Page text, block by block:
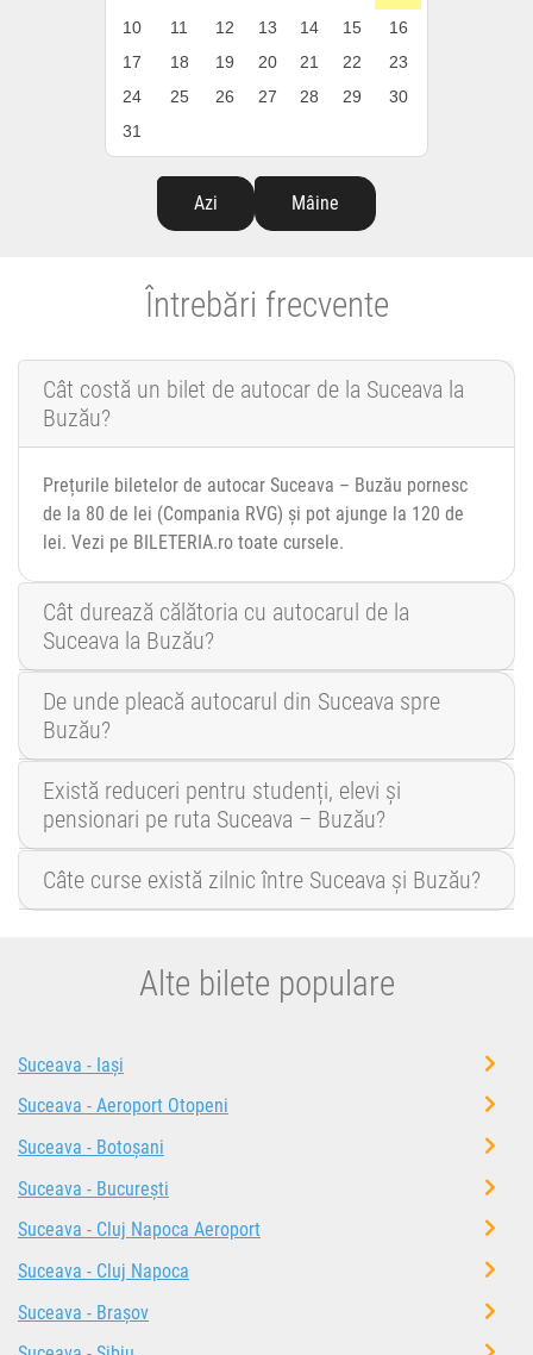
10
11 12 13 14 15
16
17
18 19 20 21 22
23
24
25 26 27 28 29
30
31
Azi Mâine
Întrebări frecvente
Cât costă un bilet de autocar de la Suceava la
Buzău?
Prețurile biletelor de autocar Suceava – Buzău pornesc
de la 80 de lei (Compania RVG) și pot ajunge la 120 de
lei. Vezi pe BILETERIA.ro toate cursele.
Cât durează călătoria cu autocarul de la
Suceava la Buzău?
De unde pleacă autocarul din Suceava spre
Buzău?
Există reduceri pentru studenți, elevi și
pensionari pe ruta Suceava – Buzău?
Câte curse există zilnic între Suceava și Buzău?
Alte bilete populare
Suceava - Iași
Suceava - Aeroport Otopeni
Suceava - Botoșani
Suceava - București
Suceava - Cluj Napoca Aeroport
Suceava - Cluj Napoca
Suceava - Brașov